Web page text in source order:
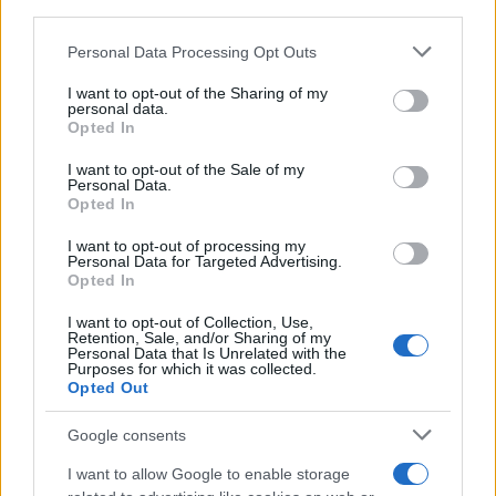
Please note that this website/app uses one or more Google
not limited to your visit or usage behaviour. You may click to
grant or deny consent to Google and its third-party tags to
use your data for below specified purposes in below Google
consent section.
Personal Data Processing Opt Outs
I want to opt-out of the Sharing of my
personal data.
Opted In
I want to opt-out of the Sale of my
Personal Data.
Opted In
I want to opt-out of processing my
Personal Data for Targeted Advertising.
Opted In
I want to opt-out of Collection, Use,
Retention, Sale, and/or Sharing of my
Personal Data that Is Unrelated with the
Purposes for which it was collected.
Opted Out
Google consents
I want to allow Google to enable storage
ταχύτητες δεκάδων χιλιάδων χιλιομέτρων την ώρα
μπορεί να προκαλέσει εκπομπή κόκκινου φωτός,
ατμοσφαιρικού οξυγόνου και αζώτου.
φαινομένου είναι ο απρόβλεπτος χαρακτήρας του. Την
ώρα της εμφάνισης δεν υπήρχε ενεργή μεγάλη βροχή
μετεώρων, όπως οι Περσείδες ή οι Λυρίδες, γεγονός
που δείχνει ότι πρόκειται για έναν σποραδικό
μετεωρίτη, δηλαδή ένα τυχαίο θραύσμα κοσμικού
βράχου, άσχετο με κάποιον γνωστό σμήνος. Οι
επιστήμονες θεωρούν ότι αυτοί οι σποραδικοί
μετεωρίτες είναι απομεινάρια της δημιουργίας του
Ηλιακού Συστήματος, αρχαία θραύσματα που
περιπλανώνται στοΔιάστημα
και περιμένουν μια
τυχαία αλλά θεαματική συνάντηση με την